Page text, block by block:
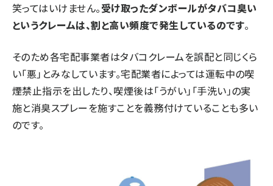
笑ってはいけません。受け取ったダンボールがタバコ臭い
というクレームは、割と高い頻度で発生しているのです。
そのため各宅配事業者はタバコクレームを誤配と同じくら
い「悪」とみなしています。宅配業者によっては運転中の喫
煙禁止指示を出したり、喫煙後は「うがい」「手洗い」の実
施と消臭スプレーを施すことを義務付けていることも多い
のです。